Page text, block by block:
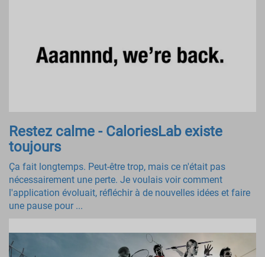
Restez calme - CaloriesLab existe
toujours
Ça fait longtemps. Peut-être trop, mais ce n'était pas
nécessairement une perte. Je voulais voir comment
l'application évoluait, réfléchir à de nouvelles idées et faire
une pause pour ...